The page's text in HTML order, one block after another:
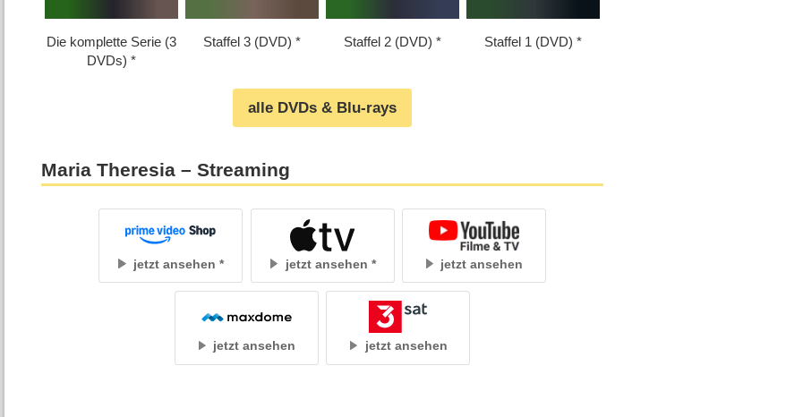
Die komplette Serie (3
DVDs)
Staffel 3 (DVD) Staffel 2 (DVD) Staffel 1 (DVD)
alle DVDs & Blu-rays
Maria Theresia – Streaming
jetzt ansehen jetzt ansehen jetzt ansehen
jetzt ansehen jetzt ansehen